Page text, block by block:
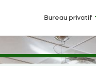
Bureau privatif